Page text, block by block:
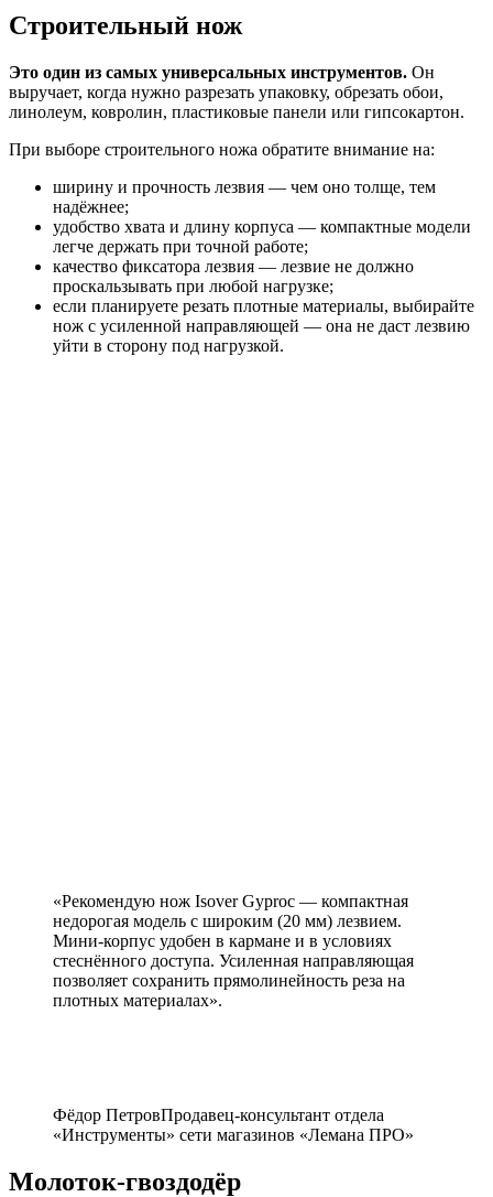
Строительный нож
Это один из самых универсальных инструментов. Он
выручает, когда нужно разрезать упаковку, обрезать обои,
линолеум, ковролин, пластиковые панели или гипсокартон.
При выборе строительного ножа обратите внимание на:
ширину и прочность лезвия — чем оно толще, тем
надёжнее;
удобство хвата и длину корпуса — компактные модели
легче держать при точной работе;
качество фиксатора лезвия — лезвие не должно
проскальзывать при любой нагрузке;
если планируете резать плотные материалы, выбирайте
нож с усиленной направляющей — она не даст лезвию
уйти в сторону под нагрузкой.
«Рекомендую нож Isover Gyproc — компактная
недорогая модель с широким (20 мм) лезвием.
Мини-корпус удобен в кармане и в условиях
стеснённого доступа. Усиленная направляющая
позволяет сохранить прямолинейность реза на
плотных материалах».
Фёдор ПетровПродавец-консультант отдела
«Инструменты» сети магазинов «Лемана ПРО»
Молоток-гвоздодёр